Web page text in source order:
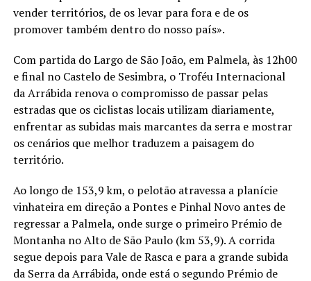
vender territórios, de os levar para fora e de os
promover também dentro do nosso país».
Com partida do Largo de São João, em Palmela, às 12h00
e final no Castelo de Sesimbra, o Troféu Internacional
da Arrábida renova o compromisso de passar pelas
estradas que os ciclistas locais utilizam diariamente,
enfrentar as subidas mais marcantes da serra e mostrar
os cenários que melhor traduzem a paisagem do
território.
Ao longo de 153,9 km, o pelotão atravessa a planície
vinhateira em direção a Pontes e Pinhal Novo antes de
regressar a Palmela, onde surge o primeiro Prémio de
Montanha no Alto de São Paulo (km 53,9). A corrida
segue depois para Vale de Rasca e para a grande subida
da Serra da Arrábida, onde está o segundo Prémio de